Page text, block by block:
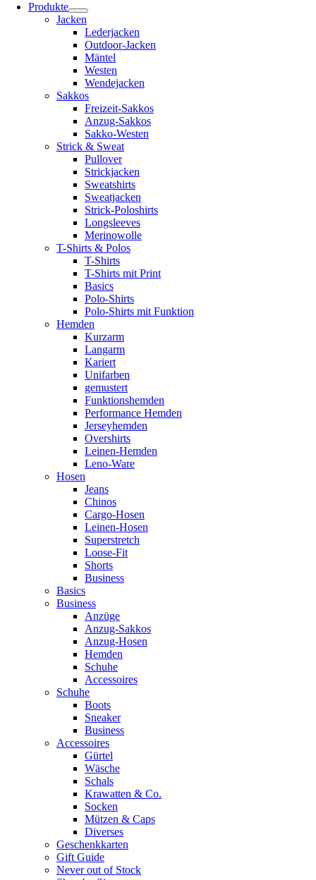
Produkte
Jacken
Lederjacken
Outdoor-Jacken
Mäntel
Westen
Wendejacken
Sakkos
Freizeit-Sakkos
Anzug-Sakkos
Sakko-Westen
Strick & Sweat
Pullover
Strickjacken
Sweatshirts
Sweatjacken
Strick-Poloshirts
Longsleeves
Merinowolle
T-Shirts & Polos
T-Shirts
T-Shirts mit Print
Basics
Polo-Shirts
Polo-Shirts mit Funktion
Hemden
Kurzarm
Langarm
Kariert
Unifarben
gemustert
Funktionshemden
Performance Hemden
Jerseyhemden
Overshirts
Leinen-Hemden
Leno-Ware
Hosen
Jeans
Chinos
Cargo-Hosen
Leinen-Hosen
Superstretch
Loose-Fit
Shorts
Business
Basics
Business
Anzüge
Anzug-Sakkos
Anzug-Hosen
Hemden
Schuhe
Accessoires
Schuhe
Boots
Sneaker
Business
Accessoires
Gürtel
Wäsche
Schals
Krawatten & Co.
Socken
Mützen & Caps
Diverses
Geschenkkarten
Gift Guide
Never out of Stock